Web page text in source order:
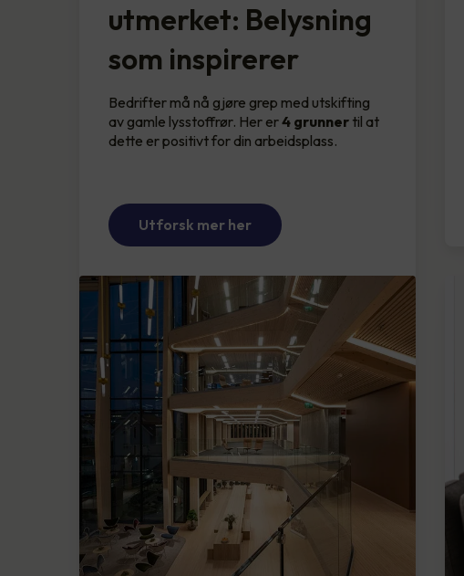
utmerket: Belysning
som inspirerer
Bedrifter må nå gjøre grep med utskifting
av gamle lysstoffrør. Her er4 grunner til at
dette er positivt for din arbeidsplass.
Utforsk mer her